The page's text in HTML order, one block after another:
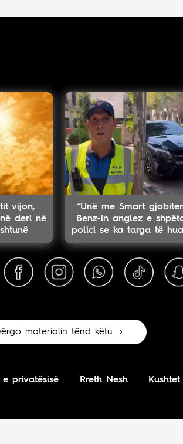
vijon,
deri në
“Unë me Smart
Benz-in anglez e
polici se ka targa të
materialin tënd këtu
e privatësisë Rreth Nesh